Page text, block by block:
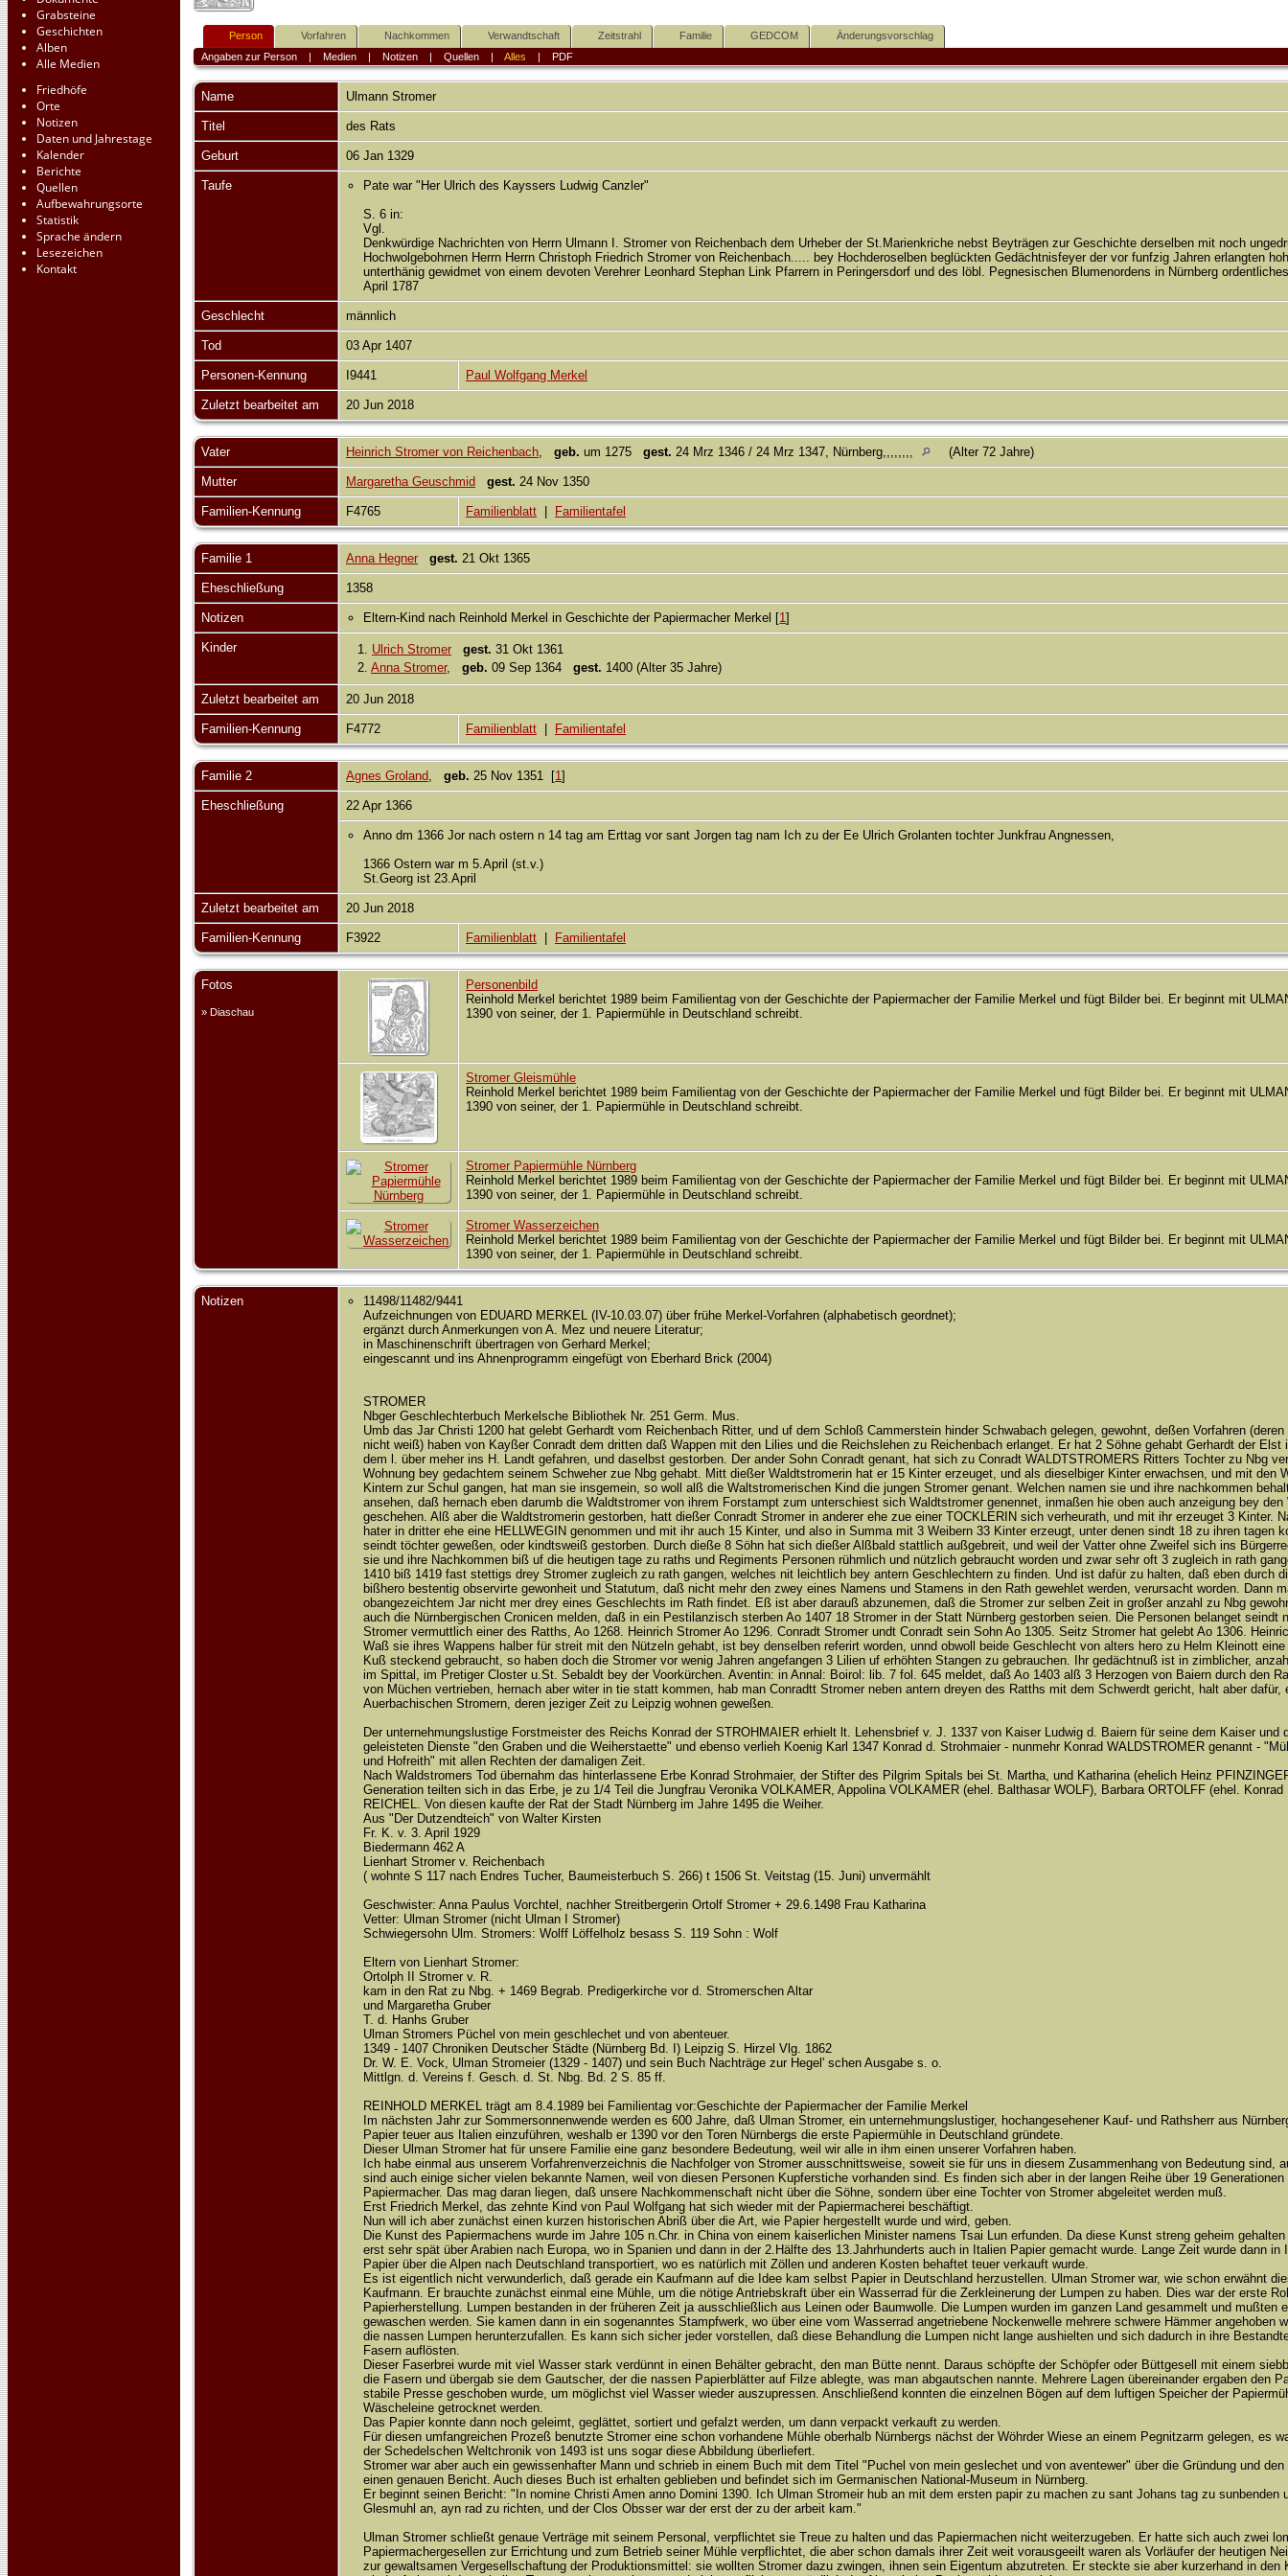
Grabsteine
Geschichten
Alben
Alle Medien
Friedhöfe
Orte
Notizen
Daten und Jahrestage
Kalender
Berichte
Quellen
Aufbewahrungsorte
Statistik
Sprache ändern
Lesezeichen
Kontakt
Person Vorfahren Nachkommen Verwandtschaft Zeitstrahl Familie GEDCOM
Änderungsvorschlag
Angaben zur Person| Medien| Notizen| Quellen| Alles | PDF
Name Ulmann Stromer
Titel des Rats
Geburt 06 Jan 1329
Taufe
Pate war "Her Ulrich des Kayssers Ludwig Canzler"
S. 6 in:
Vgl.
Denkwürdige Nachrichten von Herrn Ulmann I. Stromer von Reichenbach dem Urheber der St.Marienkriche nebst Beyträgen zur Geschichte derselben mit noch
Hochwolgebohrnen Herrn Herrn Christoph Friedrich Stromer von Reichenbach..... bey Hochderoselben beglückten Gedächtnisfeyer der vor funfzig Jahren erlangten
unterthänig gewidmet von einem devoten Verehrer Leonhard Stephan Link Pfarrern in Peringersdorf und des löbl. Pegnesischen Blumenordens in Nürnberg
April 1787
Geschlecht männlich
Tod 03 Apr 1407
Personen-Kennung I9441 Paul Wolfgang Merkel
Zuletzt bearbeitet am 20 Jun 2018
Vater Heinrich Stromer von Reichenbach, geb. um 1275 gest. 24 Mrz 1346 / 24 Mrz 1347, Nürnberg,,,,,,,, (Alter 72 Jahre)
Mutter Margaretha Geuschmid gest. 24 Nov 1350
Familien-Kennung F4765 Familienblatt Familientafel
Familie 1 Anna Hegner gest. 21 Okt 1365
Eheschließung 1358
Notizen Eltern-Kind nach Reinhold Merkel in Geschichte der Papiermacher Merkel [1]
Kinder 1. Ulrich Stromer gest. 31 Okt 1361
2. Anna Stromer, geb. 09 Sep 1364 gest. 1400 (Alter 35 Jahre)
Zuletzt bearbeitet am 20 Jun 2018
Familien-Kennung F4772 Familienblatt Familientafel
Familie 2 Agnes Groland, geb. 25 Nov 1351 [1]
Eheschließung 22 Apr 1366
Anno dm 1366 Jor nach ostern n 14 tag am Erttag vor sant Jorgen tag nam Ich zu der Ee Ulrich Grolanten tochter Junkfrau Angnessen,
1366 Ostern war m 5.April (st.v.)
St.Georg ist 23.April
Zuletzt bearbeitet am 20 Jun 2018
Familien-Kennung F3922 Familienblatt Familientafel
Fotos
» Diaschau
Personenbild
Reinhold Merkel berichtet 1989 beim Familientag von der Geschichte der Papiermacher der Familie Merkel und fügt Bilder bei. Er beginnt mit
1390 von seiner, der 1. Papiermühle in Deutschland schreibt.
Stromer Gleismühle
Reinhold Merkel berichtet 1989 beim Familientag von der Geschichte der Papiermacher der Familie Merkel und fügt Bilder bei. Er beginnt mit
1390 von seiner, der 1. Papiermühle in Deutschland schreibt.
Stromer Papiermühle Nürnberg
Reinhold Merkel berichtet 1989 beim Familientag von der Geschichte der Papiermacher der Familie Merkel und fügt Bilder bei. Er beginnt mit
1390 von seiner, der 1. Papiermühle in Deutschland schreibt.
Stromer Wasserzeichen
Reinhold Merkel berichtet 1989 beim Familientag von der Geschichte der Papiermacher der Familie Merkel und fügt Bilder bei. Er beginnt mit
1390 von seiner, der 1. Papiermühle in Deutschland schreibt.
Notizen
11498/11482/9441
Aufzeichnungen von EDUARD MERKEL (IV-10.03.07) über frühe Merkel-Vorfahren (alphabetisch geordnet);
ergänzt durch Anmerkungen von A. Mez und neuere Literatur;
in Maschinenschrift übertragen von Gerhard Merkel;
eingescannt und ins Ahnenprogramm eingefügt von Eberhard Brick (2004)
STROMER
Nbger Geschlechterbuch Merkelsche Bibliothek Nr. 251 Germ. Mus.
Umb das Jar Christi 1200 hat gelebt Gerhardt vom Reichenbach Ritter, und uf dem Schloß Cammerstein hinder Schwabach gelegen, gewohnt, deßen Vorfahren
nicht weiß) haben von Kayßer Conradt dem dritten daß Wappen mit den Lilies und die Reichslehen zu Reichenbach erlanget. Er hat 2 Söhne gehabt Gerhardt der
dem l. über meher ins H. Landt gefahren, und daselbst gestorben. Der ander Sohn Conradt genant, hat sich zu Conradt WALDTSTROMERS Ritters Tochter zu Nbg
Wohnung bey gedachtem seinem Schweher zue Nbg gehabt. Mitt dießer Waldtstromerin hat er 15 Kinter erzeuget, und als dieselbiger Kinter erwachsen, und mit den
Kintern zur Schul gangen, hat man sie insgemein, so woll alß die Waltstromerischen Kind die jungen Stromer genant. Welchen namen sie und ihre nachkommen
ansehen, daß hernach eben darumb die Waldtstromer von ihrem Forstampt zum unterschiest sich Waldtstromer genennet, inmaßen hie oben auch anzeigung bey den
geschehen. Alß aber die Waldtstromerin gestorben, hatt dießer Conradt Stromer in anderer ehe zue einer TOCKLERIN sich verheurath, und mit ihr erzeuget 3 Kinter.
hater in dritter ehe eine HELLWEGIN genommen und mit ihr auch 15 Kinter, und also in Summa mit 3 Weibern 33 Kinter erzeugt, unter denen sindt 18 zu ihren tagen
seindt töchter geweßen, oder kindtsweiß gestorben. Durch dieße 8 Söhn hat sich dießer Alßbald stattlich außgebreit, und weil der Vatter ohne Zweifel sich ins
sie und ihre Nachkommen biß uf die heutigen tage zu raths und Regiments Personen rühmlich und nützlich gebraucht worden und zwar sehr oft 3 zugleich in rath
1410 biß 1419 fast stettigs drey Stromer zugleich zu rath gangen, welches nit leichtlich bey antern Geschlechtern zu finden. Und ist dafür zu halten, daß eben durch
bißhero bestentig observirte gewonheit und Statutum, daß nicht mehr den zwey eines Namens und Stamens in den Rath gewehlet werden, verursacht worden. Dann
obangezeichtem Jar nicht mer drey eines Geschlechts im Rath findet. Eß ist aber darauß abzunemen, daß die Stromer zur selben Zeit in großer anzahl zu Nbg
auch die Nürnbergischen Cronicen melden, daß in ein Pestilanzisch sterben Ao 1407 18 Stromer in der Statt Nürnberg gestorben seien. Die Personen belanget seindt
Stromer vermuttlich einer des Ratths, Ao 1268. Heinrich Stromer Ao 1296. Conradt Stromer undt Conradt sein Sohn Ao 1305. Seitz Stromer hat gelebt Ao 1306.
Waß sie ihres Wappens halber für streit mit den Nützeln gehabt, ist bey denselben referirt worden, unnd obwoll beide Geschlecht von alters hero zu Helm Kleinott
Kuß steckend gebraucht, so haben doch die Stromer vor wenig Jahren angefangen 3 Lilien uf erhöhten Stangen zu gebrauchen. Ihr gedächtnuß ist in zimblicher,
im Spittal, im Pretiger Closter u.St. Sebaldt bey der Voorkürchen. Aventin: in Annal: Boirol: lib. 7 fol. 645 meldet, daß Ao 1403 alß 3 Herzogen von Baiern durch den
von Müchen vertrieben, hernach aber witer in tie statt kommen, hab man Conradtt Stromer neben antern dreyen des Ratths mit dem Schwerdt gericht, halt aber dafür,
Auerbachischen Stromern, deren jeziger Zeit zu Leipzig wohnen geweßen.
Der unternehmungslustige Forstmeister des Reichs Konrad der STROHMAIER erhielt lt. Lehensbrief v. J. 1337 von Kaiser Ludwig d. Baiern für seine dem Kaiser und
geleisteten Dienste "den Graben und die Weiherstaette" und ebenso verlieh Koenig Karl 1347 Konrad d. Strohmaier - nunmehr Konrad WALDSTROMER genannt -
und Hofreith" mit allen Rechten der damaligen Zeit.
Nach Waldstromers Tod übernahm das hinterlassene Erbe Konrad Strohmaier, der Stifter des Pilgrim Spitals bei St. Martha, und Katharina (ehelich Heinz
Generation teilten sich in das Erbe, je zu 1/4 Teil die Jungfrau Veronika VOLKAMER, Appolina VOLKAMER (ehel. Balthasar WOLF), Barbara ORTOLFF (ehel. Konrad
REICHEL. Von diesen kaufte der Rat der Stadt Nürnberg im Jahre 1495 die Weiher.
Aus "Der Dutzendteich" von Walter Kirsten
Fr. K. v. 3. April 1929
Biedermann 462 A
Lienhart Stromer v. Reichenbach
( wohnte S 117 nach Endres Tucher, Baumeisterbuch S. 266) t 1506 St. Veitstag (15. Juni) unvermählt
Geschwister: Anna Paulus Vorchtel, nachher Streitbergerin Ortolf Stromer + 29.6.1498 Frau Katharina
Vetter: Ulman Stromer (nicht Ulman I Stromer)
Schwiegersohn Ulm. Stromers: Wolff Löffelholz besass S. 119 Sohn : Wolf
Eltern von Lienhart Stromer:
Ortolph II Stromer v. R.
kam in den Rat zu Nbg. + 1469 Begrab. Predigerkirche vor d. Stromerschen Altar
und Margaretha Gruber
T. d. Hanhs Gruber
Ulman Stromers Püchel von mein geschlechet und von abenteuer.
1349 - 1407 Chroniken Deutscher Städte (Nürnberg Bd. I) Leipzig S. Hirzel Vlg. 1862
Dr. W. E. Vock, Ulman Stromeier (1329 - 1407) und sein Buch Nachträge zur Hegel' schen Ausgabe s. o.
Mittlgn. d. Vereins f. Gesch. d. St. Nbg. Bd. 2 S. 85 ff.
REINHOLD MERKEL trägt am 8.4.1989 bei Familientag vor:Geschichte der Papiermacher der Familie Merkel
Im nächsten Jahr zur Sommersonnenwende werden es 600 Jahre, daß Ulman Stromer, ein unternehmungslustiger, hochangesehener Kauf- und Rathsherr aus
Papier teuer aus Italien einzuführen, weshalb er 1390 vor den Toren Nürnbergs die erste Papiermühle in Deutschland gründete.
Dieser Ulman Stromer hat für unsere Familie eine ganz besondere Bedeutung, weil wir alle in ihm einen unserer Vorfahren haben.
Ich habe einmal aus unserem Vorfahrenverzeichnis die Nachfolger von Stromer ausschnittsweise, soweit sie für uns in diesem Zusammenhang von Bedeutung sind,
sind auch einige sicher vielen bekannte Namen, weil von diesen Personen Kupferstiche vorhanden sind. Es finden sich aber in der langen Reihe über 19
Papiermacher. Das mag daran liegen, daß unsere Nachkommenschaft nicht über die Söhne, sondern über eine Tochter von Stromer abgeleitet werden muß.
Erst Friedrich Merkel, das zehnte Kind von Paul Wolfgang hat sich wieder mit der Papiermacherei beschäftigt.
Nun will ich aber zunächst einen kurzen historischen Abriß über die Art, wie Papier hergestellt wurde und wird, geben.
Die Kunst des Papiermachens wurde im Jahre 105 n.Chr. in China von einem kaiserlichen Minister namens Tsai Lun erfunden. Da diese Kunst streng geheim
erst sehr spät über Arabien nach Europa, wo in Spanien und dann in der 2.Hälfte des 13.Jahrhunderts auch in Italien Papier gemacht wurde. Lange Zeit wurde dann in
Papier über die Alpen nach Deutschland transportiert, wo es natürlich mit Zöllen und anderen Kosten behaftet teuer verkauft wurde.
Es ist eigentlich nicht verwunderlich, daß gerade ein Kaufmann auf die Idee kam selbst Papier in Deutschland herzustellen. Ulman Stromer war, wie schon erwähnt
Kaufmann. Er brauchte zunächst einmal eine Mühle, um die nötige Antriebskraft über ein Wasserrad für die Zerkleinerung der Lumpen zu haben. Dies war der erste
Papierherstellung. Lumpen bestanden in der früheren Zeit ja ausschließlich aus Leinen oder Baumwolle. Die Lumpen wurden im ganzen Land gesammelt und mußten
gewaschen werden. Sie kamen dann in ein sogenanntes Stampfwerk, wo über eine vom Wasserrad angetriebene Nockenwelle mehrere schwere Hämmer angehoben
die nassen Lumpen herunterzufallen. Es kann sich sicher jeder vorstellen, daß diese Behandlung die Lumpen nicht lange aushielten und sich dadurch in ihre
Fasern auflösten.
Dieser Faserbrei wurde mit viel Wasser stark verdünnt in einen Behälter gebracht, den man Bütte nennt. Daraus schöpfte der Schöpfer oder Büttgesell mit einem
die Fasern und übergab sie dem Gautscher, der die nassen Papierblätter auf Filze ablegte, was man abgautschen nannte. Mehrere Lagen übereinander ergaben den
stabile Presse geschoben wurde, um möglichst viel Wasser wieder auszupressen. Anschließend konnten die einzelnen Bögen auf dem luftigen Speicher der
Wäscheleine getrocknet werden.
Das Papier konnte dann noch geleimt, geglättet, sortiert und gefalzt werden, um dann verpackt verkauft zu werden.
Für diesen umfangreichen Prozeß benutzte Stromer eine schon vorhandene Mühle oberhalb Nürnbergs nächst der Wöhrder Wiese an einem Pegnitzarm gelegen, es
der Schedelschen Weltchronik von 1493 ist uns sogar diese Abbildung überliefert.
Stromer war aber auch ein gewissenhafter Mann und schrieb in einem Buch mit dem Titel "Puchel von mein geslechet und von aventewer" über die Gründung und
einen genauen Bericht. Auch dieses Buch ist erhalten geblieben und befindet sich im Germanischen National-Museum in Nürnberg.
Er beginnt seinen Bericht: "In nomine Christi Amen anno Domini 1390. Ich Ulman Stromeir hub an mit dem ersten papir zu machen zu sant Johans tag zu sunbenden
Glesmuhl an, ayn rad zu richten, und der Clos Obsser war der erst der zu der arbeit kam."
Ulman Stromer schließt genaue Verträge mit seinem Personal, verpflichtet sie Treue zu halten und das Papiermachen nicht weiterzugeben. Er hatte sich auch zwei
Papiermachergesellen zur Errichtung und zum Betrieb seiner Mühle verpflichtet, die aber schon damals ihrer Zeit weit vorausgeeilt waren als Vorläufer der heutigen
zur gewaltsamen Vergesellschaftung der Produktionsmittel: sie wollten Stromer dazu zwingen, ihnen sein Eigentum abzutreten. Er steckte sie aber kurzerhand in den